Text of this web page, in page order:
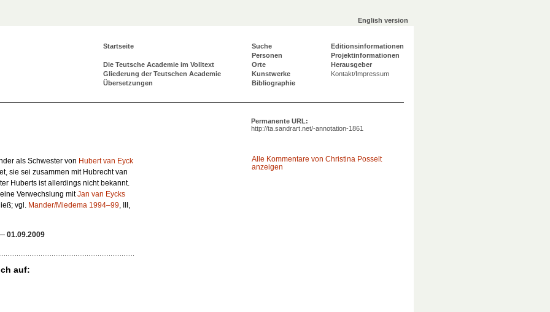
English version
Startseite
Die Teutsche Academie im Volltext
Gliederung der Teutschen Academie
Übersetzungen
Suche
Personen
Orte
Kunstwerke
Bibliographie
Editionsinformationen
Projektinformationen
Herausgeber
Kontakt/Impressum
Permanente URL:
http://ta.sandrart.net/-annotation-1861
Alle Kommentare von Christina Posselt
anzeigen
als Schwester von Hubert van Eyck
sie sei zusammen mit Hubrecht van
Huberts ist allerdings nicht bekannt.
Verwechslung mitJan van Eycks
vgl. Mander/Miedema 1994–99, III,
01.09.2009
auf: